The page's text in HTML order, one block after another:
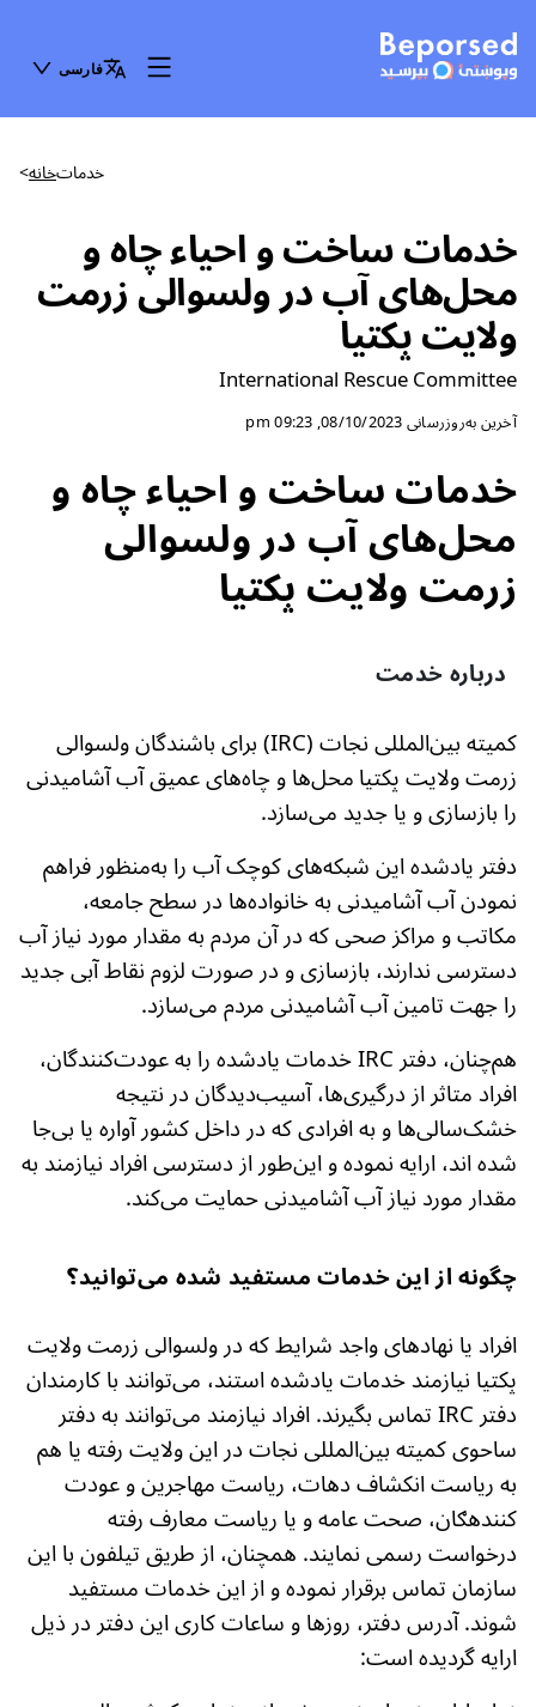
فارسی
خانه> خدمات
خدمات ساخت و احیاء چاه و
محل‌های آب در ولسوالی زرمت
ولایت پکتیا
International Rescue Committee
آخرین به‌روزرسانی08/10/2023, 09:23 pm
خدمات ساخت و احیاء چاه و
محل‌های آب در ولسوالی
زرمت ولایت پکتیا
درباره خدمت
کمیته بین‌المللی نجات (IRC) برای باشندگان ولسوالی
زرمت ولایت پکتیامحل‌ها و چاه‌های عمیق آب آشامیدنی
را بازسازی و یا جدید می‌سازد.
دفتر یادشده این شبکه‌های کوچک آب را به‌منظور فراهم
نمودن آب آشامیدنی به خانواده‌ها در سطح جامعه،
مکاتب و مراکز صحی که در آن مردم به مقدار مورد نیاز آب
دسترسی ندارند، بازسازی و در صورت لزوم نقاط آبی جدید
را جهت تامین آب آشامیدنی مردم می‌سازد.
هم‌چنان، دفتر IRC خدمات یادشده را به عودت‌کنندگان،
افراد متاثر از درگیری‌ها، آسیب‌دیدگان در نتیجه
خشک‌سالی‌ها و به افرادی که در داخل کشور آواره یا بی‌جا
شده اند، ارایه نموده و این‌طور از دسترسی افراد نیازمند به
مقدار مورد نیاز آب آشامیدنی حمایت می‌کند.
چگونه از این خدمات مستفید شده می‌توانید؟
افراد یا نهادهای واجد شرایط که در ولسوالی زرمت ولایت
پکتیا نیازمند خدمات یادشده استند، می‌توانند با کارمندان
دفتر IRC تماس بگیرند. افراد نیازمند می‌توانند به دفتر
ساحوی کمیته بین‌المللی نجات در این ولایت رفته یا هم
به ریاست انکشاف دهات، ریاست مهاجرین و عودت
کننده­ګان، صحت عامه و یا ریاست معارف رفته
درخواست رسمی نمایند. هم­چنان، از طریق تیلفون با این
سازمان تماس برقرار نموده و از این خدمات مستفید
شوند. آدرس دفتر، روزها و ساعات کاری این دفتر در ذیل
ارایه گردیده است: